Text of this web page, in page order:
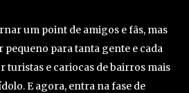
um point de amigos e fãs, mas
pequeno para tanta gente e cada
turistas e cariocas de bairros mais
E agora, entra na fase de